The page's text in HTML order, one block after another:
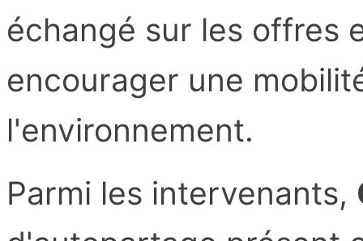
échangé sur les offres
encourager une
l'environnement.
Parmi les intervenants,